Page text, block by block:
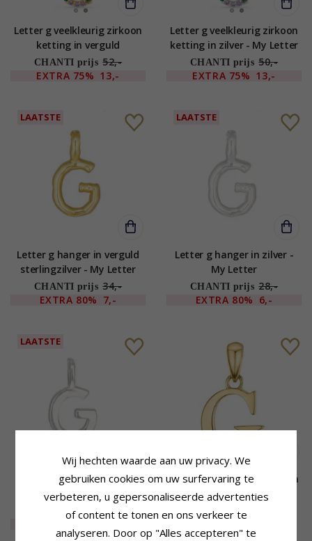
Letter g veelkleurig zirkoon
ketting in verguld
sterlingzilver - My Letter
CHANTI prijs 52,-
EXTRA 75% 13,-
Letter g veelkleurig zirkoon
ketting in zilver - My Letter
CHANTI prijs 50,-
EXTRA 75% 13,-
LAATSTE
Letter g hanger in verguld
sterlingzilver - My Letter
CHANTI prijs 34,-
EXTRA 80% 7,-
LAATSTE
Letter g hanger in zilver -
My Letter
CHANTI prijs 28,-
EXTRA 80% 6,-
LAATSTE
Letter g hanger in zilver -
My Letter
CHANTI prijs
20,-
Letter g diamant hanger in
9 caraat goud 0,01 ct
Wij hechten waarde aan uw privacy. We
gebruiken cookies om uw surfervaring te
verbeteren, u gepersonaliseerde advertenties
of content te tonen en ons verkeer te
analyseren. Door op "Alles accepteren" te